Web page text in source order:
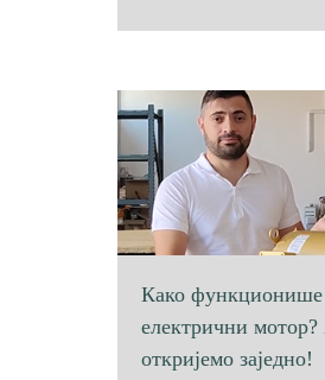
Како функционише
електрични мотор?
откријемо заједно!